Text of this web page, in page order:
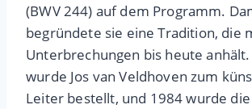
(BWV 244) auf dem Programm.
begründete sie eine Tradition, die
Unterbrechungen bis heute
wurde Jos van Veldhoven zum
Leiter bestellt, und 1984 wurde die